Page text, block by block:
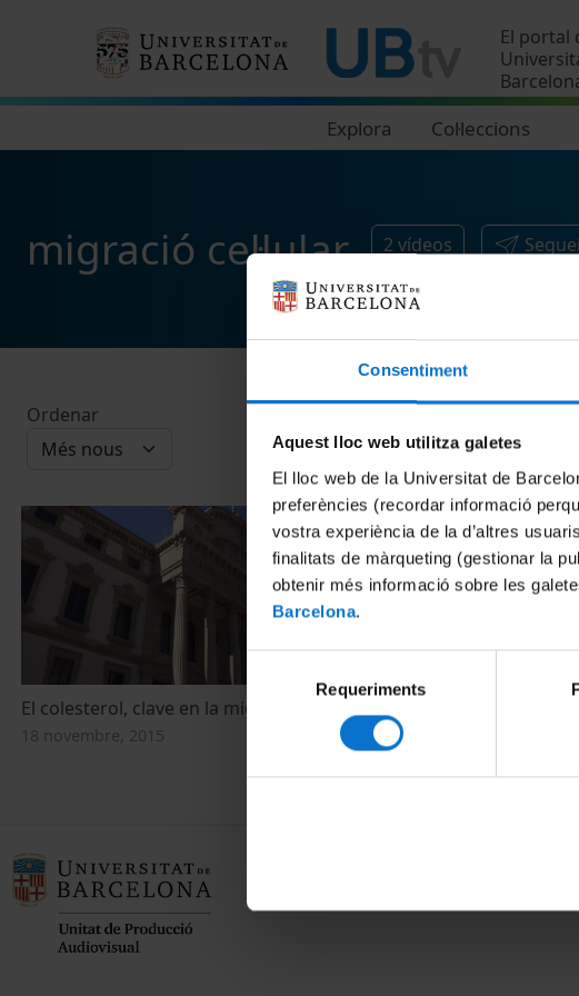
Consentiment
Aquest lloc web utilitza galetes
El lloc web de la Universitat de
preferències (recordar informació
vostra experiència de la d’altres
finalitats de màrqueting (gestionar la
obtenir més informació sobre les
Barcelona.
de
consentiment
Requeriments
El portal
Explora Col·leccions
migració cel·lular 2 vídeos
Ordenar
El colesterol, clave en la migración celular
18 novembre, 2015
El colesterol, clau en la
5 novembre, 2015